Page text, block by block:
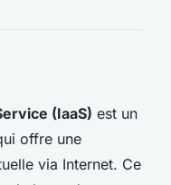
(IaaS) est un
offre une
via Internet. Ce